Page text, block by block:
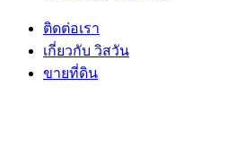
ติดต่อเรา
เกี่ยวกับ วิสวัน
ขายที่ดิน